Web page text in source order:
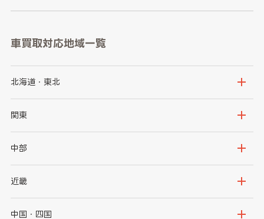
車買取対応地域一覧
北海道・東北
北海道
岩手県
秋田県
関東
茨城県
群馬県
千葉県
中部
新潟県
石川県
近畿
大阪府
中国・四国